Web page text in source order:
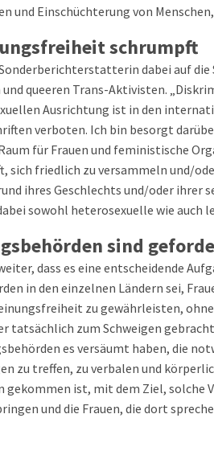
und Einschüchterung von
schrumpft
dabei auf
queeren Trans-Aktivisten.
Ausrichtung ist in den
verboten. Ich bin besorgt
für Frauen und feministische
sich friedlich zu versammeln und/
ihres Geschlechts und/oder ihrer
sowohl heterosexuelle wie auch
sind
dass es eine entscheidende
in den einzelnen Ländern sei,
zu gewährleisten,
tatsächlich zum Schweigen
es versäumt haben, die
zu treffen, zu verbalen und
gekommen ist, mit dem Ziel, solche
und die Frauen, die dort